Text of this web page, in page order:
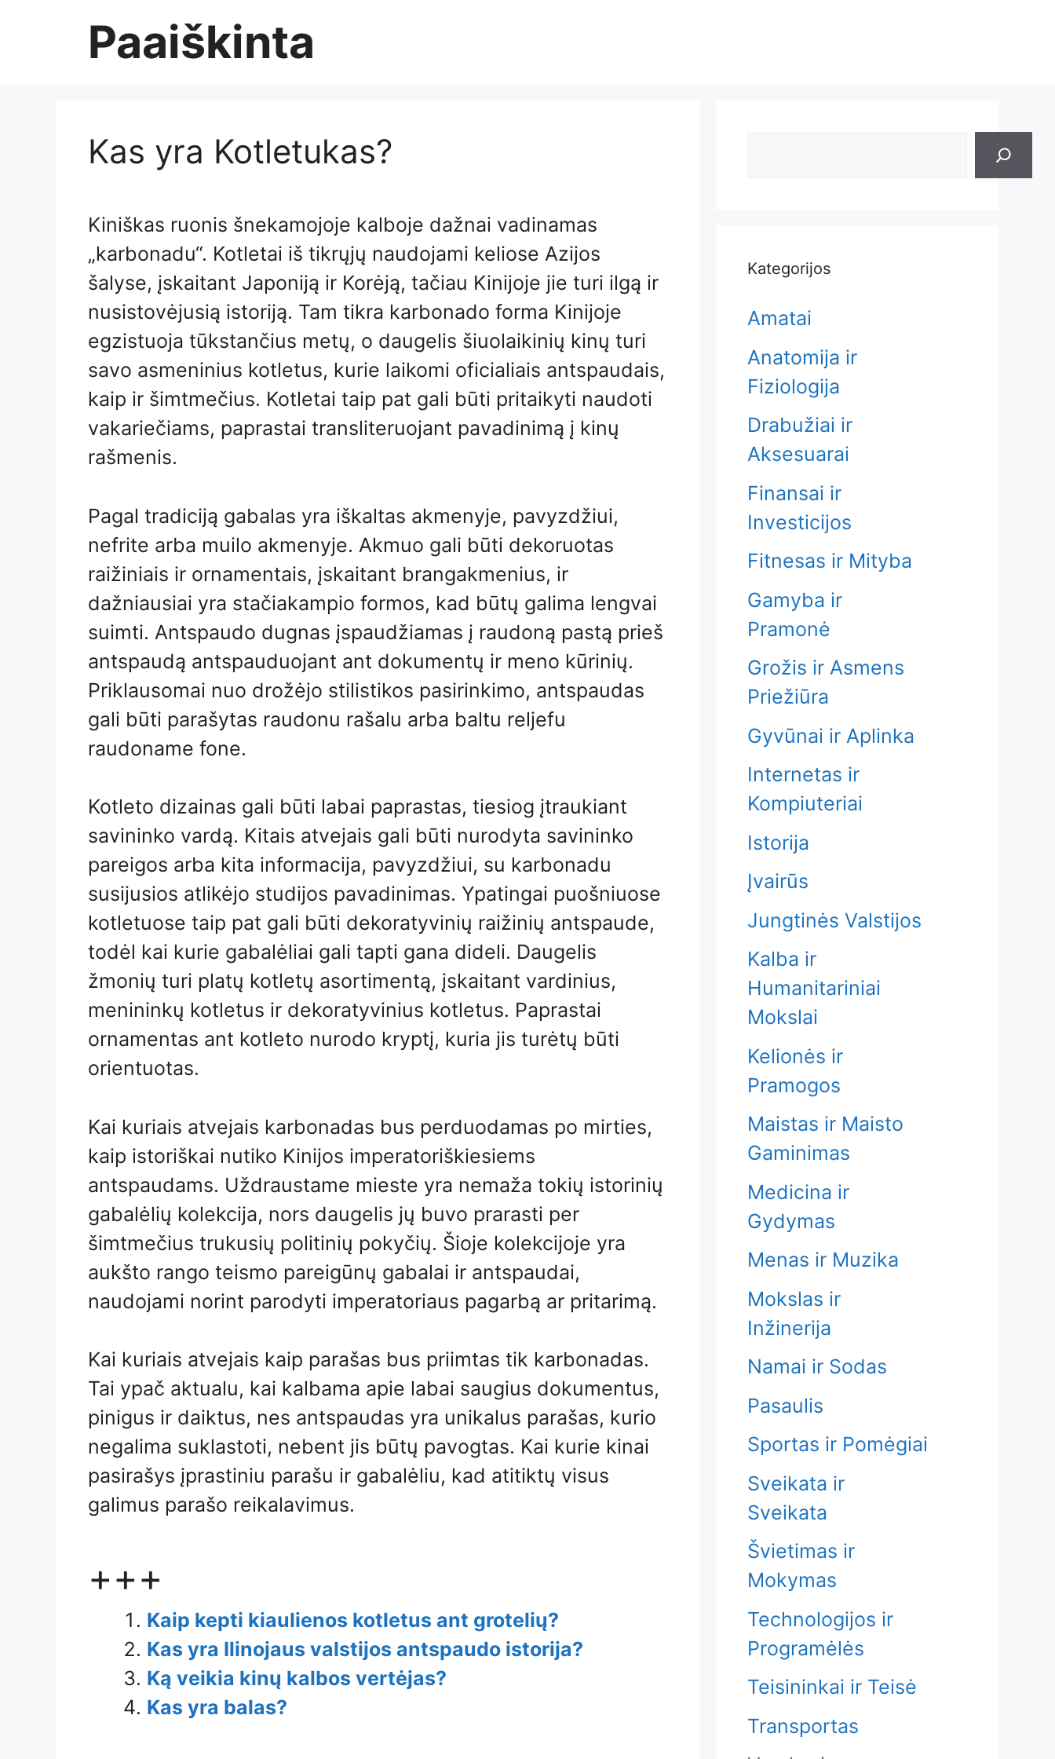
Paaiškinta
Kas yra Kotletukas?
Kiniškas ruonis šnekamojoje kalboje dažnai vadinamas
„karbonadu“. Kotletai iš tikrųjų naudojami keliose Azijos
šalyse, įskaitant Japoniją ir Korėją, tačiau Kinijoje jie turi ilgą ir
nusistovėjusią istoriją. Tam tikra karbonado forma Kinijoje
egzistuoja tūkstančius metų, o daugelis šiuolaikinių kinų turi
savo asmeninius kotletus, kurie laikomi oficialiais antspaudais,
kaip ir šimtmečius. Kotletai taip pat gali būti pritaikyti naudoti
vakariečiams, paprastai transliteruojant pavadinimą į kinų
rašmenis.
Pagal tradiciją gabalas yra iškaltas akmenyje, pavyzdžiui,
nefrite arba muilo akmenyje. Akmuo gali būti dekoruotas
raižiniais ir ornamentais, įskaitant brangakmenius, ir
dažniausiai yra stačiakampio formos, kad būtų galima lengvai
suimti. Antspaudo dugnas įspaudžiamas į raudoną pastą prieš
antspaudą antspauduojant ant dokumentų ir meno kūrinių.
Priklausomai nuo drožėjo stilistikos pasirinkimo, antspaudas
gali būti parašytas raudonu rašalu arba baltu reljefu
raudoname fone.
Kotleto dizainas gali būti labai paprastas, tiesiog įtraukiant
savininko vardą. Kitais atvejais gali būti nurodyta savininko
pareigos arba kita informacija, pavyzdžiui, su karbonadu
susijusios atlikėjo studijos pavadinimas. Ypatingai puošniuose
kotletuose taip pat gali būti dekoratyvinių raižinių antspaude,
todėl kai kurie gabalėliai gali tapti gana dideli. Daugelis
žmonių turi platų kotletų asortimentą, įskaitant vardinius,
menininkų kotletus ir dekoratyvinius kotletus. Paprastai
ornamentas ant kotleto nurodo kryptį, kuria jis turėtų būti
orientuotas.
Kai kuriais atvejais karbonadas bus perduodamas po mirties,
kaip istoriškai nutiko Kinijos imperatoriškiesiems
antspaudams. Uždraustame mieste yra nemaža tokių istorinių
gabalėlių kolekcija, nors daugelis jų buvo prarasti per
šimtmečius trukusių politinių pokyčių. Šioje kolekcijoje yra
aukšto rango teismo pareigūnų gabalai ir antspaudai,
naudojami norint parodyti imperatoriaus pagarbą ar pritarimą.
Kai kuriais atvejais kaip parašas bus priimtas tik karbonadas.
Tai ypač aktualu, kai kalbama apie labai saugius dokumentus,
pinigus ir daiktus, nes antspaudas yra unikalus parašas, kurio
negalima suklastoti, nebent jis būtų pavogtas. Kai kurie kinai
pasirašys įprastiniu parašu ir gabalėliu, kad atitiktų visus
galimus parašo reikalavimus.
+++
Kaip kepti kiaulienos kotletus ant grotelių?
Kas yra Ilinojaus valstijos antspaudo istorija?
Ką veikia kinų kalbos vertėjas?
Kas yra balas?
Kategorijos
Amatai
Anatomija ir
Fiziologija
Drabužiai ir
Aksesuarai
Finansai ir
Investicijos
Fitnesas ir Mityba
Gamyba ir
Pramonė
Grožis ir Asmens
Priežiūra
Gyvūnai ir Aplinka
Internetas ir
Kompiuteriai
Istorija
Įvairūs
Jungtinės Valstijos
Kalba ir
Humanitariniai
Mokslai
Kelionės ir
Pramogos
Maistas ir Maisto
Gaminimas
Medicina ir
Gydymas
Menas ir Muzika
Mokslas ir
Inžinerija
Namai ir Sodas
Pasaulis
Sportas ir Pomėgiai
Sveikata ir
Sveikata
Švietimas ir
Mokymas
Technologijos ir
Programėlės
Teisininkai ir Teisė
Transportas